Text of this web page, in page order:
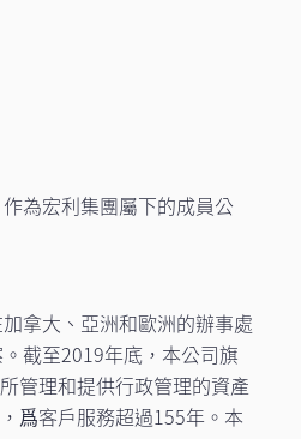
為宏利集團屬下的成員公
拿大、亞洲和歐洲的辦事處
截至2019年底，本公司旗
管理和提供行政管理的資產
爲客戶服務超過155年。本